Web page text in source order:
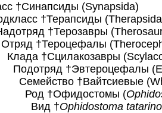
†Синапсиды (Synapsida)
†Терапсиды
†Терозавры
†Тероцефалы
†Сцилакозавры
†Эвтероцефалы
†Вайтсиевые
†Офидостомы (
†Ophidostoma